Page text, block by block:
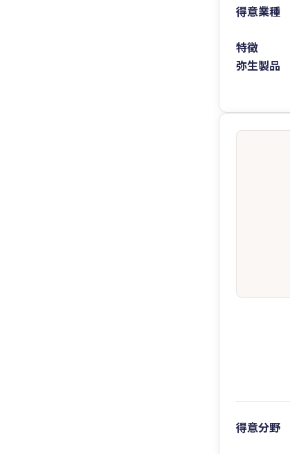
得意業種
特徴
弥生製品
得意分野